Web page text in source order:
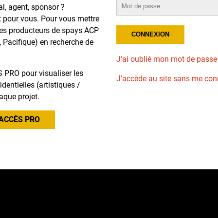
agent, sponsor ?
vous. Pour vous mettre
producteurs de spays ACP
Pacifique) en recherche de
PRO pour visualiser les
(artistiques /
projet.
PRO
J'ai oublié mon mot de passe
J'accède au site sans me